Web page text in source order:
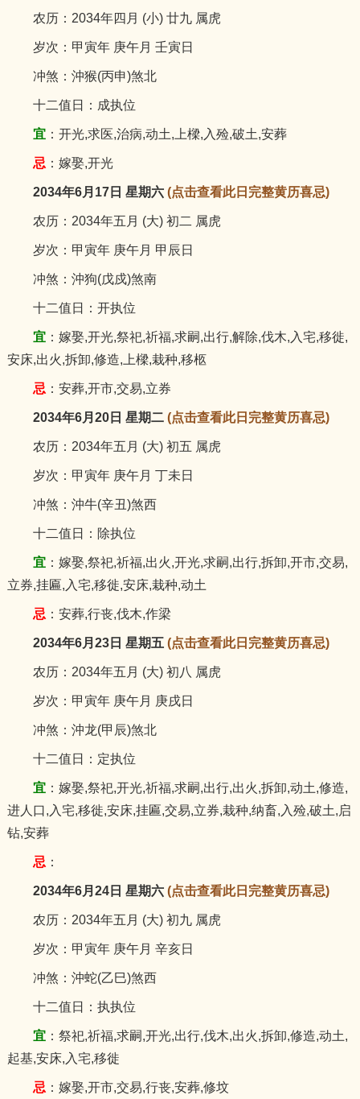
农历：2034年四月 (小) 廿九 属虎
岁次：甲寅年 庚午月 壬寅日
冲煞：沖猴(丙申)煞北
十二值日：成执位
宜：开光,求医,治病,动土,上樑,入殓,破土,安葬
忌 ：嫁娶,开光
2034年6月17日 星期六 (点击查看此日完整黄历喜忌)
农历：2034年五月 (大) 初二 属虎
岁次：甲寅年 庚午月 甲辰日
冲煞：沖狗(戊戍)煞南
十二值日：开执位
宜：嫁娶,开光,祭祀,祈福,求嗣,出行,解除,伐木,入宅,移徙,
安床,出火,拆卸,修造,上樑,栽种,移柩
忌 ：安葬,开市,交易,立券
2034年6月20日 星期二 (点击查看此日完整黄历喜忌)
农历：2034年五月 (大) 初五 属虎
岁次：甲寅年 庚午月 丁未日
冲煞：沖牛(辛丑)煞西
十二值日：除执位
宜：嫁娶,祭祀,祈福,出火,开光,求嗣,出行,拆卸,开市,交易,
立券,挂匾,入宅,移徙,安床,栽种,动土
忌 ：安葬,行丧,伐木,作梁
2034年6月23日 星期五 (点击查看此日完整黄历喜忌)
农历：2034年五月 (大) 初八 属虎
岁次：甲寅年 庚午月 庚戌日
冲煞：沖龙(甲辰)煞北
十二值日：定执位
宜：嫁娶,祭祀,开光,祈福,求嗣,出行,出火,拆卸,动土,修造,
进人口,入宅,移徙,安床,挂匾,交易,立券,栽种,纳畜,入殓,破土,启
钻,安葬
忌 ：
2034年6月24日 星期六 (点击查看此日完整黄历喜忌)
农历：2034年五月 (大) 初九 属虎
岁次：甲寅年 庚午月 辛亥日
冲煞：沖蛇(乙巳)煞西
十二值日：执执位
宜：祭祀,祈福,求嗣,开光,出行,伐木,出火,拆卸,修造,动土,
起基,安床,入宅,移徙
忌 ：嫁娶,开市,交易,行丧,安葬,修坟